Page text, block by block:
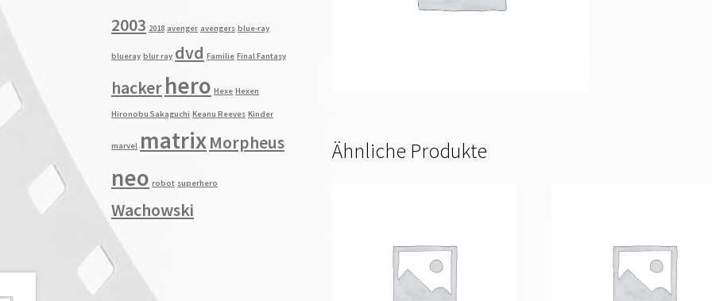
Ähnliche Produkte
2003 2018 avenger avengers blue-ray
blueray blur ray dvd Familie Final Fantasy
hackerhero Hexe Hexen
Hironobu Sakaguchi Keanu Reeves Kinder
marvel matrixMorpheus
neo robot superhero
Wachowski